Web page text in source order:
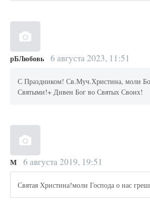
рБЛюбовь 6 августа 2023, 11:51
С Праздником! Св.Муч.Христина, моли
Святыми!+ Дивен Бог во Святых Своих!
М 6 августа 2019, 19:51
Святая Христина!моли Господа о нас